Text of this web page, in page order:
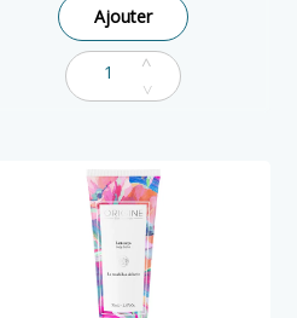
Frangipanier. Naturellement
granuleuse dans son état brut, la
texture du baume au karité
devient donc fondante à
renferme une formule
nourrissante inédite. Elle allie de
la Cire d’Abeille 100% d’origine
naturelle au Beurre de karité ainsi
que l’Huile de Soja issus de
l’agriculture biologique.
Ajouter